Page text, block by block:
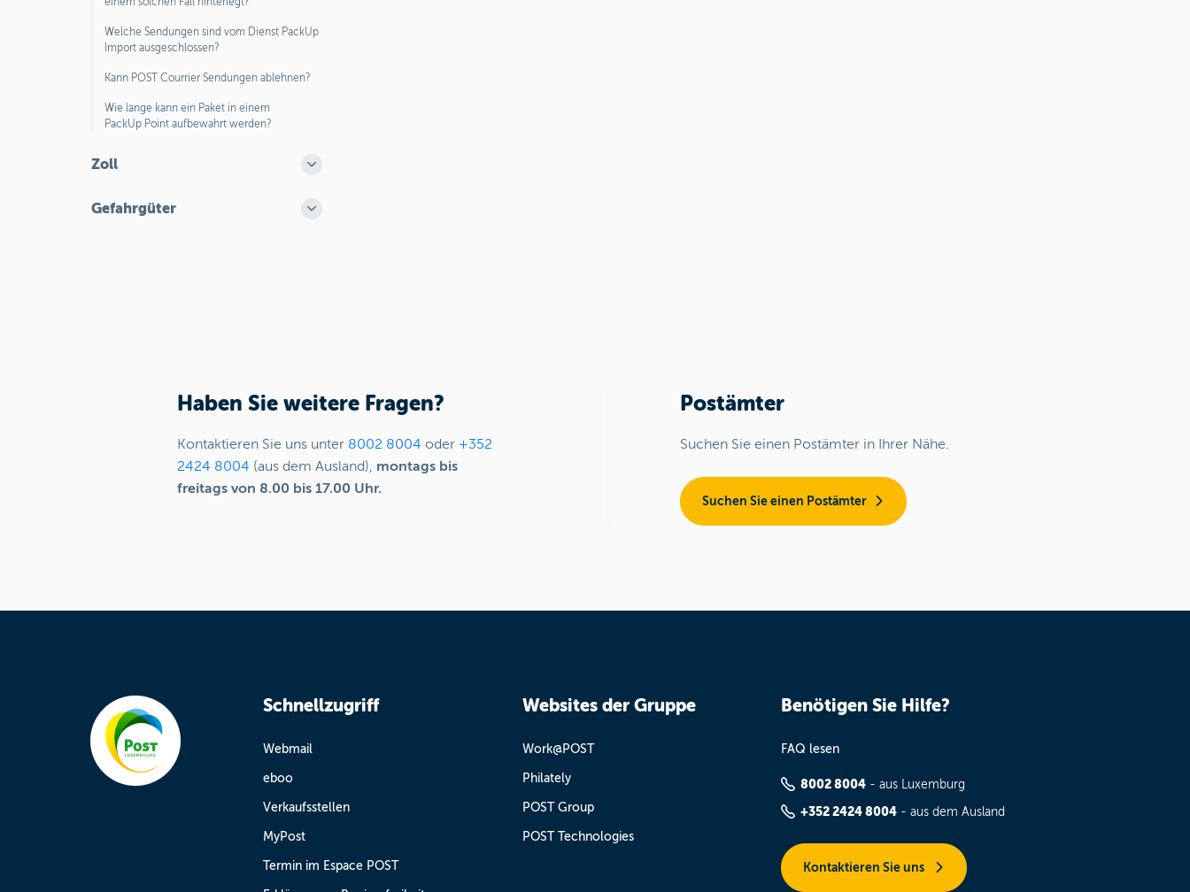
Welche Sendungen sind vom Dienst PackUp
Import ausgeschlossen?
Kann POST Courrier Sendungen ablehnen?
Wie lange kann ein Paket in einem
PackUp Point aufbewahrt werden?
Zoll
Gefahrgüter
Haben Sie weitere Fragen?
Kontaktieren Sie uns unter 8002 8004 oder +352
2424 8004 (aus dem Ausland), montags bis
freitags von 8.00 bis 17.00 Uhr.
Postämter
Suchen Sie einen Postämter in Ihrer Nähe.
Suchen Sie einen Postämter
Schnellzugriff
Webmail
eboo
Verkaufsstellen
MyPost
Termin im Espace POST
Websites der Gruppe
Work@POST
Philately
POST Group
POST Technologies
Benötigen Sie Hilfe?
FAQ lesen
8002 8004 - aus Luxemburg
+352 2424 8004 - aus dem Ausland
Kontaktieren Sie uns